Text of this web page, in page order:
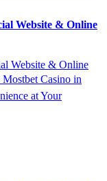
Website & Online
Website & Online
Casino in
at Your